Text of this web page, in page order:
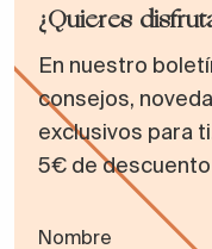
¿Quieres
En nuestro
consejos,
exclusivos para
5€ de
Nombre